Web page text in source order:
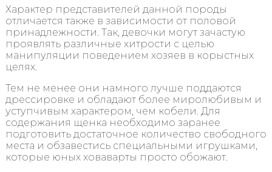
Характер представителей данной породы
отличается также в зависимости от половой
принадлежности. Так, девочки могут зачастую
проявлять различные хитрости с целью
манипуляции поведением хозяев в корыстных
целях.
Тем не менее они намного лучше поддаются
дрессировке и обладают более миролюбивым и
уступчивым характером, чем кобели. Для
содержания щенка необходимо заранее
подготовить достаточное количество свободного
места и обзавестись специальными игрушками,
которые юных ховаварты просто обожают.